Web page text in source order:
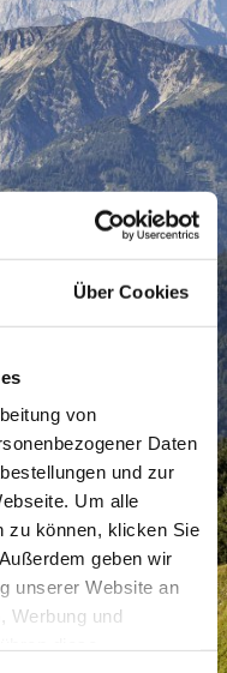
Über Cookies
von
Daten
und zur
Um alle
zu können, klicken Sie
Außerdem geben wir
unserer Website an
Werbung und